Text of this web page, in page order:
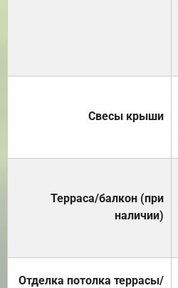
Свесы крыши
Терраса/балкон (при
наличии)
Отделка потолка террасы/